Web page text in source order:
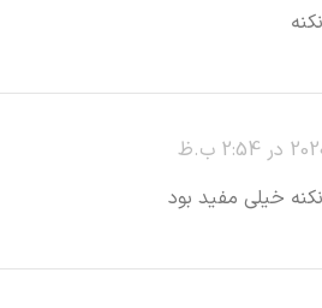
خیلی مفید بود